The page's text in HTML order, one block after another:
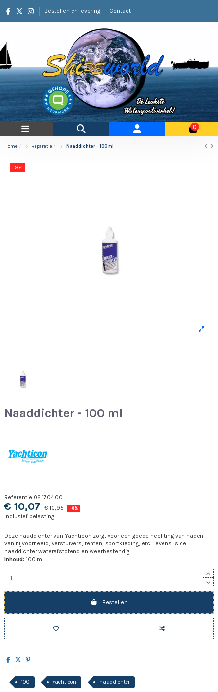
Bestellen en levering Contact
0
Home Reparatie Naaddichter - 100 ml
-8%
Naaddichter - 100 ml
Referentie 02.1704.00
€ 10,07 € 10,95 -8%
Inclusief belasting
Deze naaddichter van Yachticon zorgt voor een goede hechting van naden
van bijvoorbeeld, verstuivers, tenten, sportkleding, etc. Tevens is de
naaddichter waterafstotend en weerbestendig!
Inhoud: 100 ml
Bestellen
100 yachticon naaddichter